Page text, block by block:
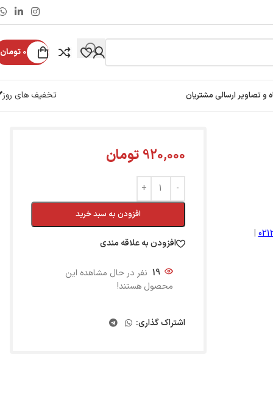
0 تومان
و تصاویر ارسالی مشتریان تخفیف های روز
|
920,000 تومان
افزودن به سبد خرید
افزودن به علاقه مندی
19 نفر در حال مشاهده این
محصول هستند!
اشتراک گذاری: